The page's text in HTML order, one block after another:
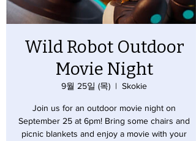
Wild Robot Outdoor
Movie Night
9월 25일 (목)
  |
Skokie
Join us for an outdoor movie night on
September 25 at 6pm! Bring some chairs and
picnic blankets and enjoy a movie with your